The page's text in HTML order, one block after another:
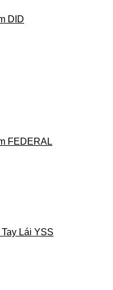
DID
FEDERAL
Lái YSS